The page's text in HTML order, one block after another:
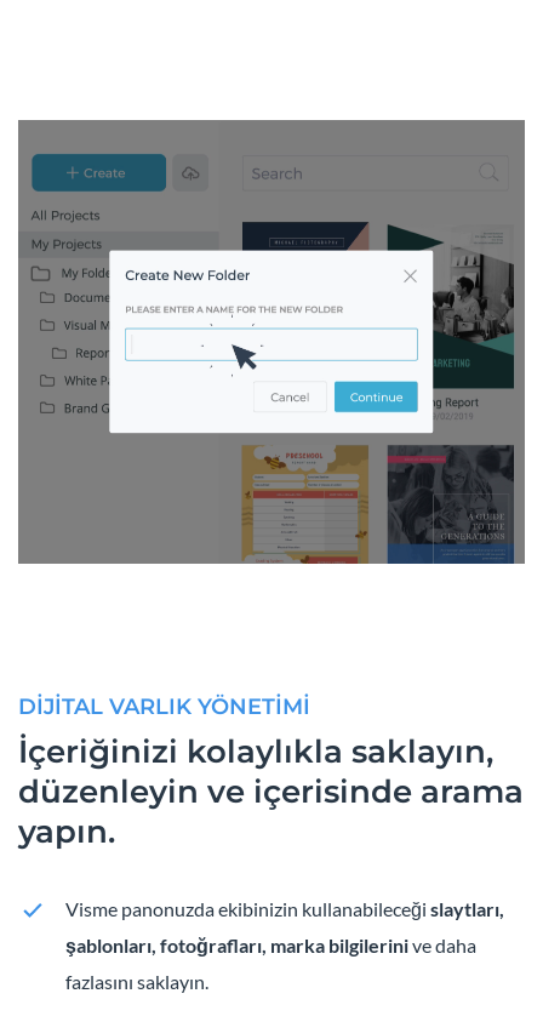
DİJİTAL VARLIK YÖNETİMİ
İçeriğinizi kolaylıkla saklayın,
düzenleyin ve içerisinde arama
yapın.
Visme panonuzda ekibinizin kullanabileceği slaytları,
şablonları, fotoğrafları, marka bilgilerinive daha
fazlasını saklayın.